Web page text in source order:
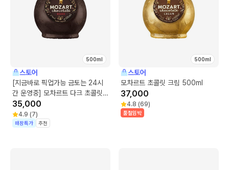
500ml
스토어
[지금바로 픽업가능 금토는 24시
간 운영중] 모차르트 다크 초콜릿
500ml
35,000
4.9 (7)
매장특가 추천
500ml
스토어
모차르트 초콜릿 크림 500ml
37,000
4.8 (69)
품절임박